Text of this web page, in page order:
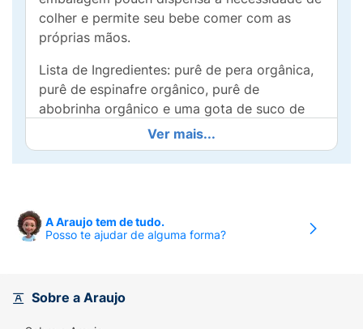
colher e permite seu bebe comer com as
próprias mãos.
Lista de Ingredientes: purê de pera orgânica,
purê de espinafre orgânico, purê de
abobrinha orgânico e uma gota de suco de
limão (para regular a acidez quando
necessário).
açúcares.
da embalagem, não guarde as sobras.
Ingredientes:
Ver mais...
A Araujo tem de tudo.
Posso te ajudar de alguma forma?
Sobre a Araujo